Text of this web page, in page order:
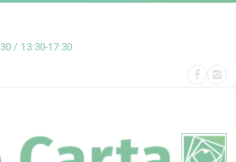
/ 13:30-17:30